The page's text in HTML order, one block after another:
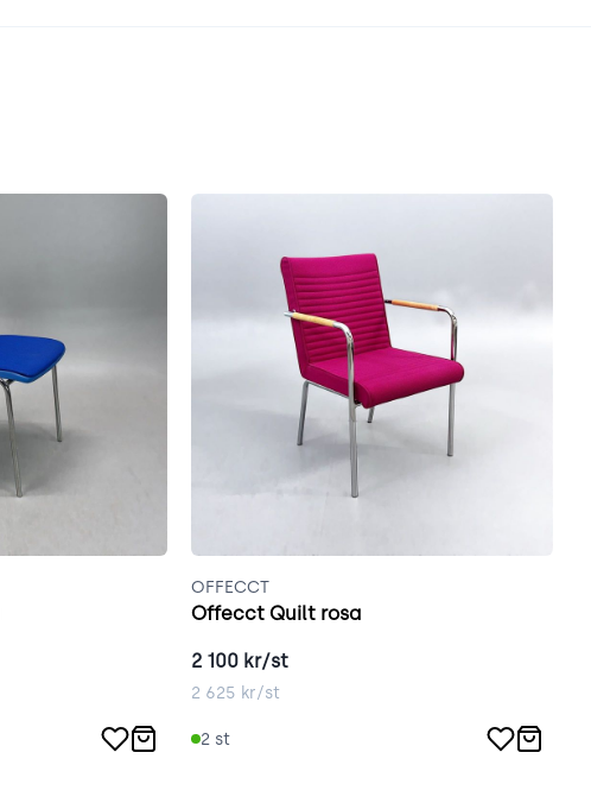
OFFECCT
Offecct Quilt rosa
2 100 kr/st
2 625 kr/st
2 st